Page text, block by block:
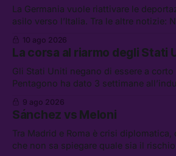
La Germania vuole riattivare le
asilo verso l’Italia. Tra le altre notizie:
non chiedete aiuto al super yacht di
10 ago 2026
La corsa al riarmo degli Stati
Gli Stati Uniti negano di essere a
Pentagono ha dato 3 settimane
continuerà ad usare i servizi di
La Russa, e la centrale elettrica di
9 ago 2026
Sánchez vs Meloni
Tra Madrid e Roma è crisi diplomatica,
che non sa spiegare quale sia il